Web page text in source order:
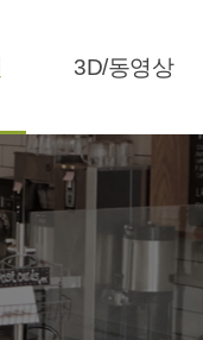
3D/동영상